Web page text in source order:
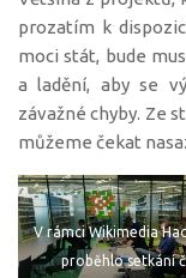
prozatím k
moci stát, bude
a ladění, aby se
závažné chyby. Ze
můžeme čekat
V rámci Wikimedia
proběhlo setkání